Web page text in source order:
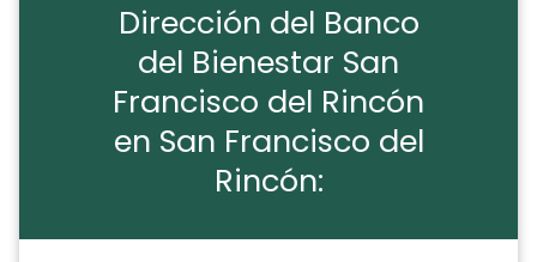
Dirección del Banco
del Bienestar San
Francisco del Rincón
en San Francisco del
Rincón: